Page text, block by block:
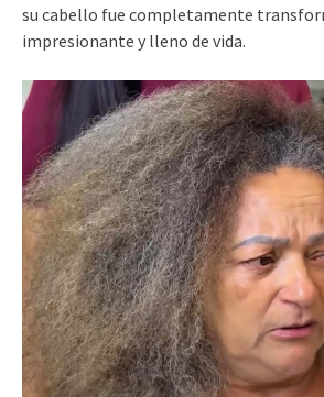
su cabello fue completamente
impresionante y lleno de vida.